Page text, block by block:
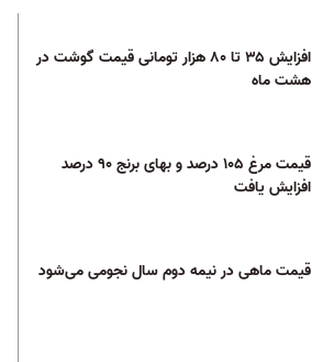
افزایش ۳۵ تا ۸۰ هزار تومانی قیمت گوشت در
هشت ماه
قیمت مرغ ۱۰۵ درصد و بهای برنج ۹۰ درصد
افزایش یافت
قیمت ماهی در نیمه دوم سال نجومی می‌شود